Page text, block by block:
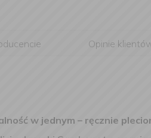
Opinie
w jednym – ręcznie